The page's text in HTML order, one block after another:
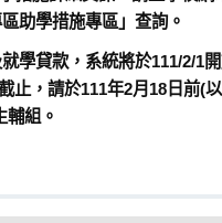
助學措施專區」查詢。
學貸款，系統將於111/2/1
止，請於111年2月18日前(
輔組。